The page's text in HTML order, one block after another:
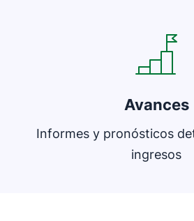
Avances
Informes y pronósticos
ingresos